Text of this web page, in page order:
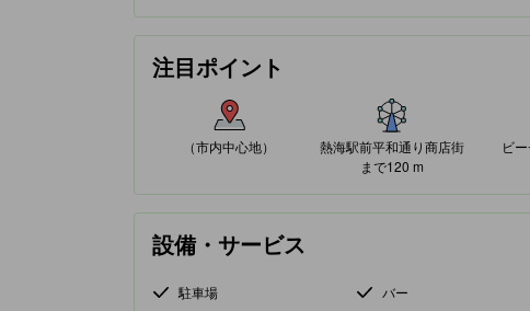
注目ポイント
（市内中心地）
熱海駅前平和通り商店街
まで120 m
ビ
設備・サービス
駐車場 バー